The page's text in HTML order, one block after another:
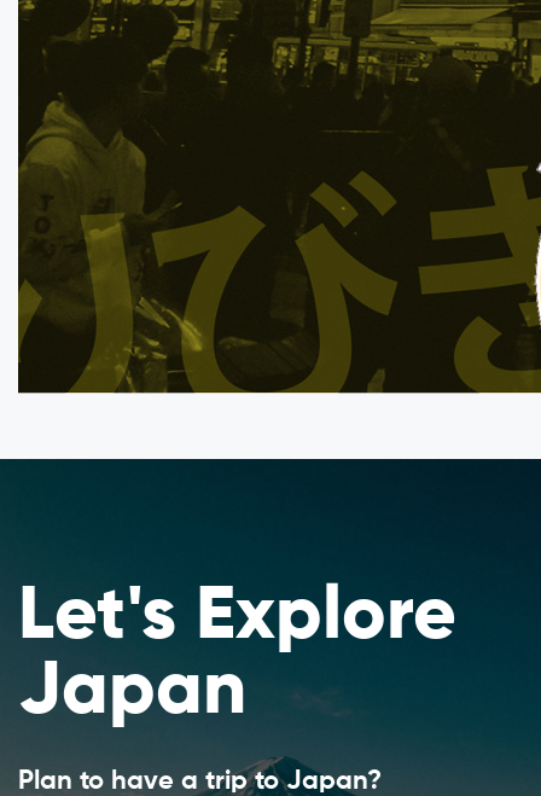
Let's Explore
Japan
Plan to have a trip to Japan?